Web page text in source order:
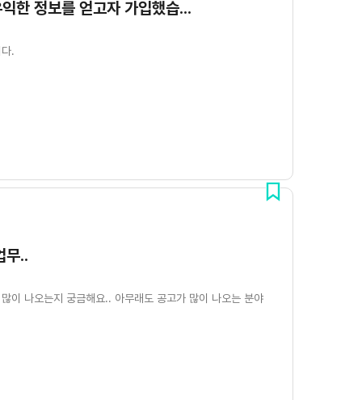
한 정보를 얻고자 가입했습...
.
무..
이 나오는지 궁금해요.. 아무래도 공고가 많이 나오는 분야